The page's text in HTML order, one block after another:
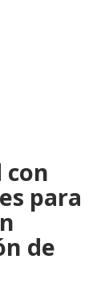
con
para
de